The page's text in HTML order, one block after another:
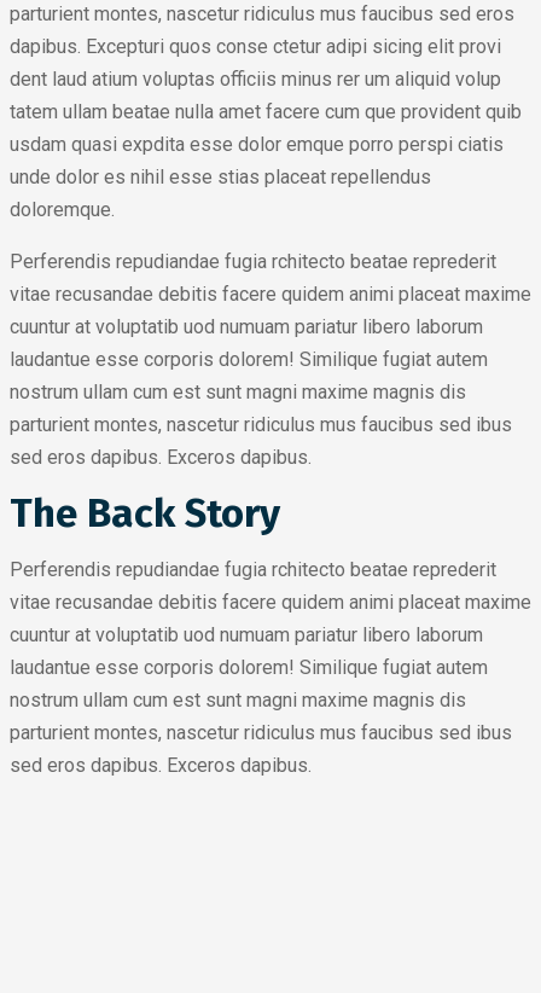
parturient montes, nascetur ridiculus mus faucibus sed eros
dapibus. Excepturi quos conse ctetur adipi sicing elit provi
dent laud atium voluptas officiis minus rer um aliquid volup
tatem ullam beatae nulla amet facere cum que provident quib
usdam quasi expdita esse dolor emque porro perspi ciatis
unde dolor es nihil esse stias placeat repellendus
doloremque.
Perferendis repudiandae fugia rchitecto beatae reprederit
vitae recusandae debitis facere quidem animi placeat maxime
cuuntur at voluptatib uod numuam pariatur libero laborum
laudantue esse corporis dolorem! Similique fugiat autem
nostrum ullam cum est sunt magni maxime magnis dis
parturient montes, nascetur ridiculus mus faucibus sed ibus
sed eros dapibus. Exceros dapibus.
The Back Story
Perferendis repudiandae fugia rchitecto beatae reprederit
vitae recusandae debitis facere quidem animi placeat maxime
cuuntur at voluptatib uod numuam pariatur libero laborum
laudantue esse corporis dolorem! Similique fugiat autem
nostrum ullam cum est sunt magni maxime magnis dis
parturient montes, nascetur ridiculus mus faucibus sed ibus
sed eros dapibus. Exceros dapibus.